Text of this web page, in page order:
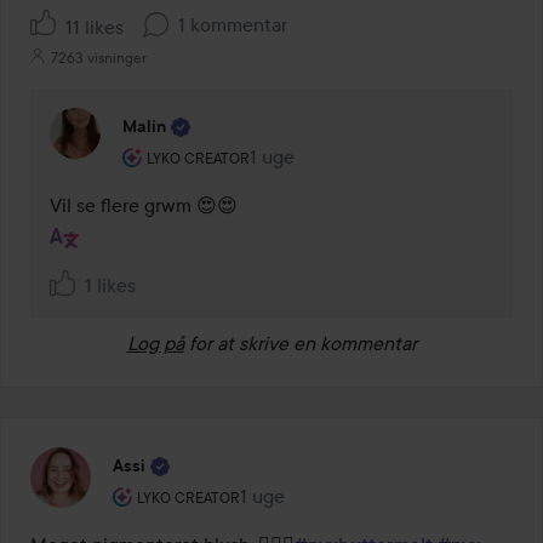
11 likes 1 kommentar
7263 visninger
Malin
LYKO CREATOR
Brugerens rolle: Lyko Creator.
1 uge
Kommentaren lades 1 uge
Vil se flere grwm 😍😍
1 likes
Log på for at skrive en kommentar
Assi
LYKO CREATOR
Brugerens rolle: Lyko Creator.
1 uge
Posten blev oprettet 1 uge